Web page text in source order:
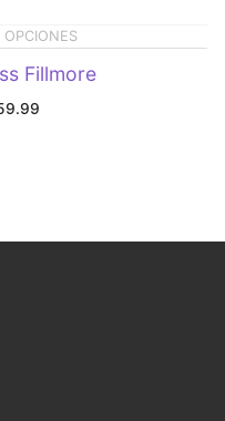
OPCIONES
Fillmore
Price